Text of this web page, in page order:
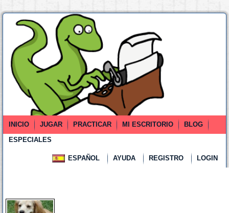
INICIO JUGAR PRACTICAR MI ESCRITORIO
BLOG
ESPECIALES
ESPAÑOL AYUDA REGISTRO LOGIN